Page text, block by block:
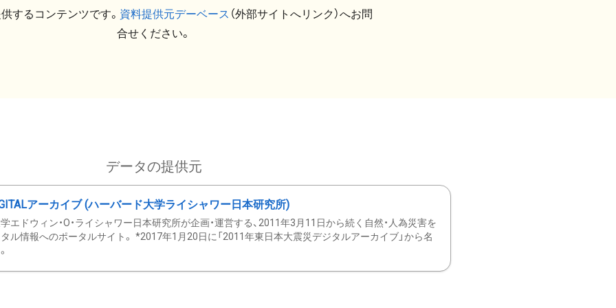
するコンテンツです。 資料提供元デーベース （外部サイトへリンク）へお問
合せください。
データの提供元
アーカイブ (ハーバード大学ライシャワー日本研究所)
エドウィン・O・ライシャワー日本研究所が企画・運営する、2011年3月11日から続く自然・人為災害を
ル情報へのポータルサイト。 *2017年1月20日に「2011年東日本大震災デジタルアーカイブ」から名